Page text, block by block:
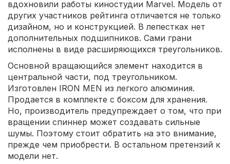
вдохновили работы киностудии Marvel. Модель от
других участников рейтинга отличается не только
дизайном, но и конструкцией. В лепестках нет
дополнительных подшипников. Сами грани
исполнены в виде расширяющихся треугольников.
Основной вращающийся элемент находится в
центральной части, под треугольником.
Изготовлен IRON MEN из легкого алюминия.
Продается в комплекте с боксом для хранения.
Но, производитель предупреждает о том, что при
вращении спиннер может создавать сильные
шумы. Поэтому стоит обратить на это внимание,
прежде чем приобрести. В остальном претензий к
модели нет.